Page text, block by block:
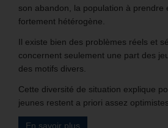
son abandon, la population à prendre
fortement hétérogène.
Il existe bien des problèmes réels et
concernent seulement une part des
des motifs divers.
Cette diversité de situation explique
jeunes restent a priori assez optimistes.
En savoir plus